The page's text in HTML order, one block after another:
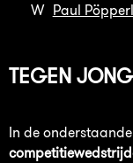
W Paul Pöpperl
TEGEN
In de